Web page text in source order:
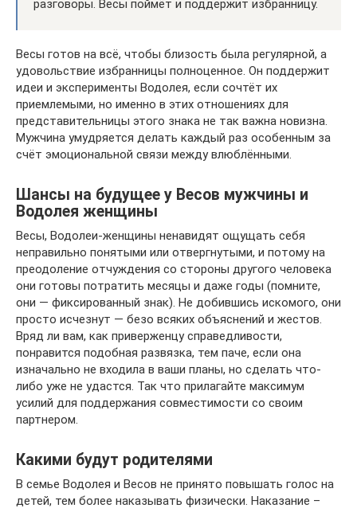
разговоры. Весы поймёт и поддержит избранницу.
Весы готов на всё, чтобы близость была регулярной, а
удовольствие избранницы полноценное. Он поддержит
идеи и эксперименты Водолея, если сочтёт их
приемлемыми, но именно в этих отношениях для
представительницы этого знака не так важна новизна.
Мужчина умудряется делать каждый раз особенным за
счёт эмоциональной связи между влюблёнными.
Шансы на будущее у Весов мужчины и
Водолея женщины
Весы, Водолеи-женщины ненавидят ощущать себя
неправильно понятыми или отвергнутыми, и потому на
преодоление отчуждения со стороны другого человека
они готовы потратить месяцы и даже годы (помните,
они — фиксированный знак). Не добившись искомого, они
просто исчезнут — безо всяких объяснений и жестов.
Вряд ли вам, как приверженцу справедливости,
понравится подобная развязка, тем паче, если она
изначально не входила в ваши планы, но сделать что-
либо уже не удастся. Так что прилагайте максимум
усилий для поддержания совместимости со своим
партнером.
Какими будут родителями
В семье Водолея и Весов не принято повышать голос на
детей, тем более наказывать физически. Наказание –